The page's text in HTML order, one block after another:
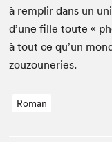
à rem­plir dans un
d’une fille toute «
à tout ce qu’un
zouzouneries.
Roman